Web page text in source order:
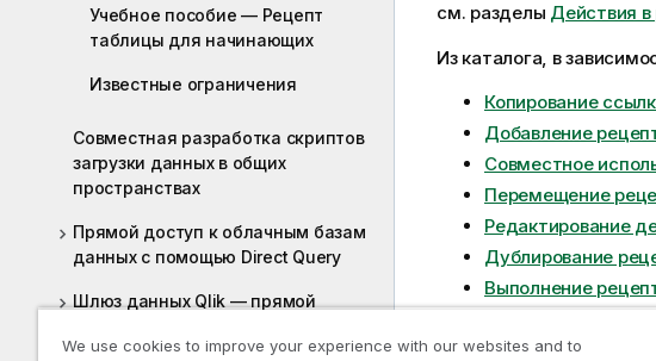
Учебное пособие — Рецепт
таблицы для начинающих
Известные ограничения
Совместная разработка скриптов
загрузки данных в общих
пространствах
Прямой доступ к облачным базам
данных с помощью Direct Query
Шлюз данных Qlik — прямой
см. разделы Действия
Из каталога, в
Копирование
Добавление
Совместное
Перемещение
Редактирование
Дублирование
Выполнение
Настройка
We use cookies to improve your experience with our websites and to